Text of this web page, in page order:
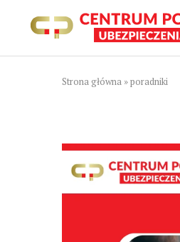
Strona główna »poradniki